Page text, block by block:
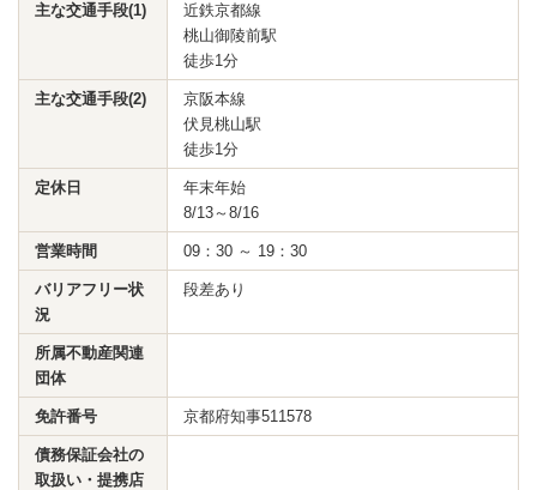
主な交通手段(1)
近鉄京都線
桃山御陵前駅
徒歩1分
主な交通手段(2)
京阪本線
伏見桃山駅
徒歩1分
定休日
年末年始
8/13～8/16
営業時間 09：30 ～ 19：30
バリアフリー状
況
段差あり
所属不動産関連
団体
免許番号 京都府知事511578
債務保証会社の
取扱い・提携店